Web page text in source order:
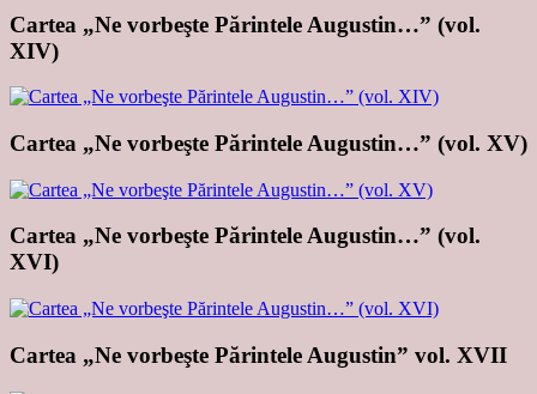
Cartea „Ne vorbeşte Părintele Augustin…” (vol.
XIV)
Cartea „Ne vorbeşte Părintele Augustin…” (vol. XV)
Cartea „Ne vorbeşte Părintele Augustin…” (vol.
XVI)
Cartea „Ne vorbeşte Părintele Augustin” vol. XVII